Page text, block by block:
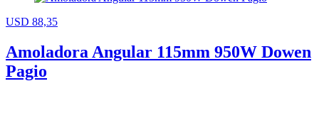
USD 88,35
Amoladora Angular 115mm 950W Dowen
Pagio